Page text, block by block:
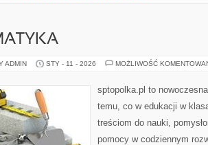
ADMIN STY - 11 - 2026 MOŻLIWOŚĆ
sptopolka.pl to
temu, co w edukacji w
treściom do nauki,
pomocy w codziennym